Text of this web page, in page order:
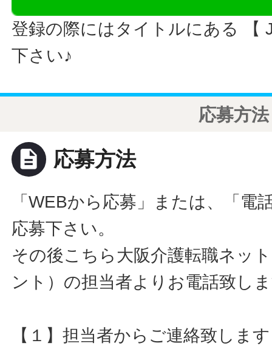
登録の際にはタイトルにある 【
下さい♪
応募方法
description 応募方法
「WEBから応募」または、「電
応募下さい。
その後こちら大阪介護転職ネッ
ント）の担当者よりお電話致し
【１】担当者からご連絡致します